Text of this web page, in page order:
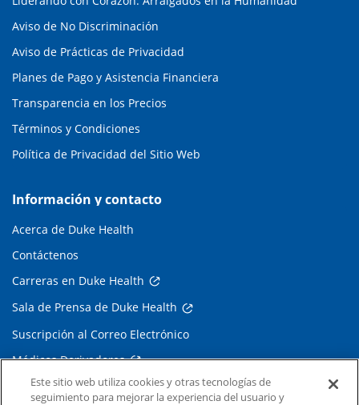
Aviso de No Discriminación
Aviso de Prácticas de Privacidad
Planes de Pago y Asistencia Financiera
Transparencia en los Precios
Términos y Condiciones
Política de Privacidad del Sitio Web
Información y contacto
Acerca de Duke Health
Contáctenos
Carreras en Duke Health
Sala de Prensa de Duke Health
Suscripción al Correo Electrónico
Médicos Derivadores
Este sitio web utiliza cookies y otras tecnologías de
seguimiento para mejorar la experiencia del usuario y